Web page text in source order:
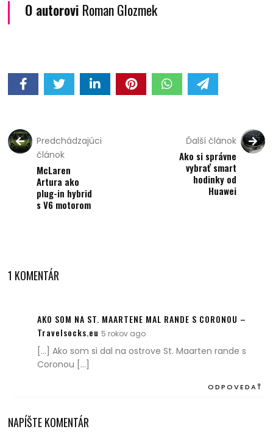
O autorovi Roman Glozmek
Predchádzajúci
článok
McLaren
Artura ako
plug-in hybrid
s V6 motorom
Ďalší článok
Ako si správne
vybrať smart
hodinky od
Huawei
1 KOMENTÁR
AKO SOM NA ST. MAARTENE MAL RANDE S CORONOU –
Travelsocks.eu 5 rokov ago
ODPOVEDAŤ
[…] Ako som si dal na ostrove St. Maarten rande s
Coronou […]
NAPÍŠTE KOMENTÁR